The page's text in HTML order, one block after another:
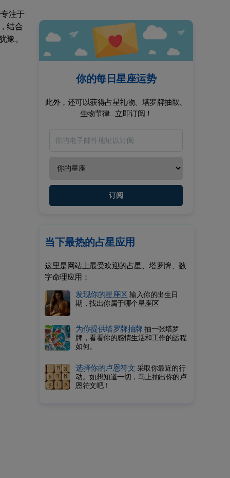
注于
结合
。
你的每日星座运势
此外，还可以获得占星礼物、塔罗牌抽取、
生物节律...立即订阅！
订阅
当下最热的占星应用
这里是网站上最受欢迎的占星、塔罗牌、数
字命理应用：
发现你的星座区输入你的出生日
期，找出你属于哪个星座区
为你提供塔罗牌抽牌抽一张塔罗
牌，看看你的感情生活和工作的运程
如何。
选择你的卢恩符文采取你最近的行
动。如想知道一切，马上抽出你的卢
恩符文吧！